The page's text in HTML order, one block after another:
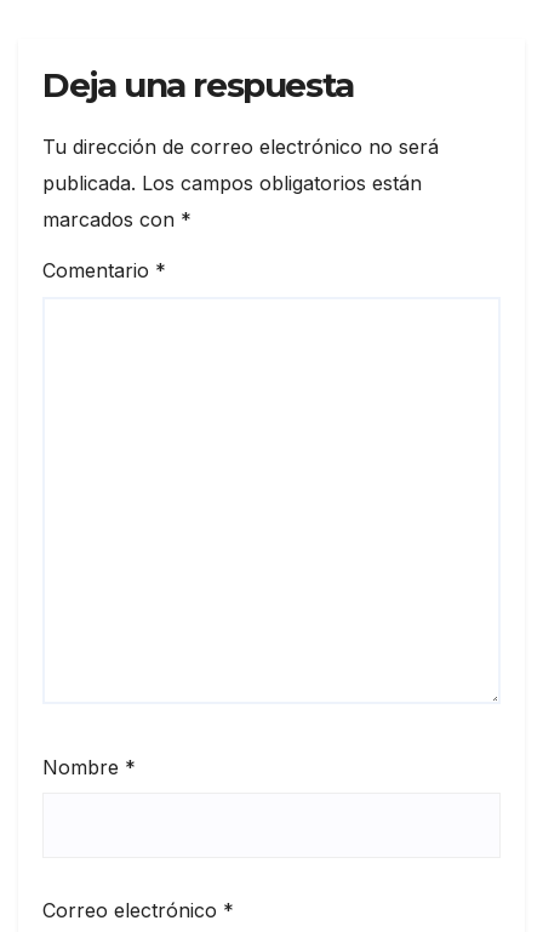
Deja una respuesta
Tu dirección de correo electrónico no será
publicada. Los campos obligatorios están
marcados con *
Comentario *
Nombre *
Correo electrónico *